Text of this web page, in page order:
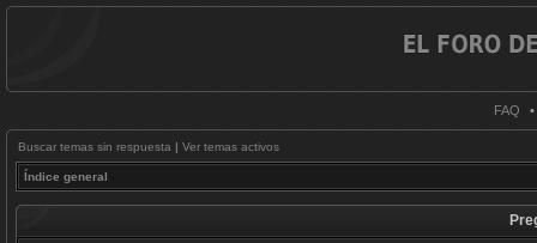
FAQ •
Buscar temas sin respuesta | Ver temas activos
Índice general